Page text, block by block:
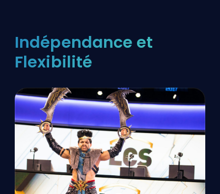
Indépendance et
Flexibilité